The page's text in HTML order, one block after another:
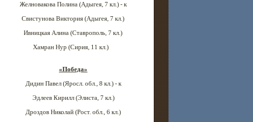
Желновакова Полина (Адыгея, 7 кл.) - к
Свистунова Виктория (Адыгея, 7 кл.)
Ивницкая Алина (Ставрополь, 7 кл.)
Хамран Нур (Сирия, 11 кл.)
«Победа»
Дидин Павел (Яросл. обл., 8 кл.) - к
Эдлеев Кирилл (Элиста, 7 кл.)
Дроздов Николай (Рост. обл., 6 кл.)